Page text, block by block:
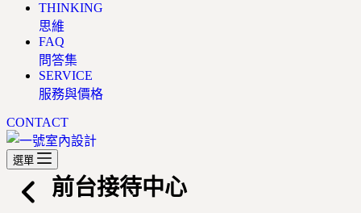
THINKING
思維
FAQ
問答集
SERVICE
服務與價格
CONTACT
選單
前台接待中心